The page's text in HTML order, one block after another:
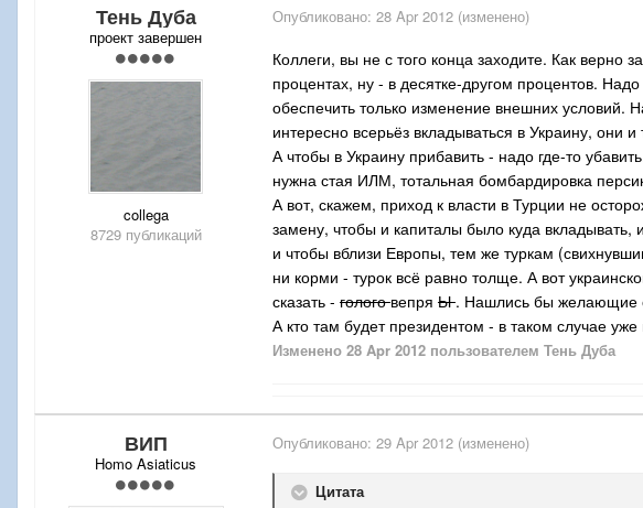
Тень Дуба
проект завершен
collega
8729 публикаций
Опубликовано: 28 Apr 2012 (изменено)
Коллеги, вы не с того конца заходите. Как верно
процентах, ну - в десятке-другом процентов.
обеспечить только изменение внешних условий.
интересно всерьёз вкладываться в Украину, они
А чтобы в Украину прибавить - надо где-то
нужна стая ИЛМ, тотальная бомбардировка
А вот, скажем, приход к власти в Турции не
замену, чтобы и капиталы было куда
и чтобы вблизи Европы, тем же туркам
ни корми - турок всё равно толще. А вот
сказать - гологовепря Ы. Нашлись бы желающие
А кто там будет президентом - в таком случае
Изменено 28 Apr 2012 пользователем Тень Дуба
ВИП
Homo Asiaticus
Опубликовано: 29 Apr 2012 (изменено)
Цитата